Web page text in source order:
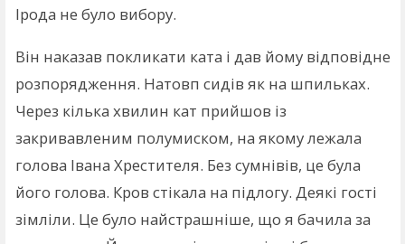
Ірода не було вибору.
Він наказав покликати ката і дав йому відповідне
розпорядження. Натовп сидів як на шпильках.
Через кілька хвилин кат прийшов із
закривавленим полумиском, на якому лежала
голова Івана Хрестителя. Без сумнівів, це була
його голова. Кров стікала на підлогу. Деякі гості
зімліли. Це було найстрашніше, що я бачила за